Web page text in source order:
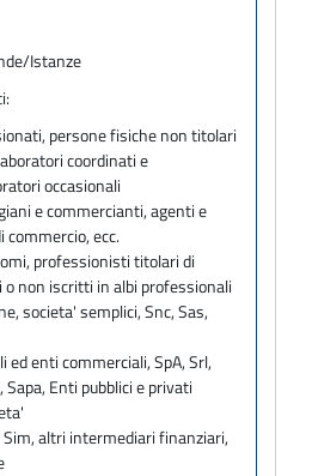
Istanze
persone fisiche non titolari
coordinati e
occasionali
e commercianti, agenti e
ecc.
professionisti titolari di
non iscritti in albi professionali
societa' semplici, Snc, Sas,
ed enti commerciali, SpA, Srl,
Sapa, Enti pubblici e privati
altri intermediari finanziari,